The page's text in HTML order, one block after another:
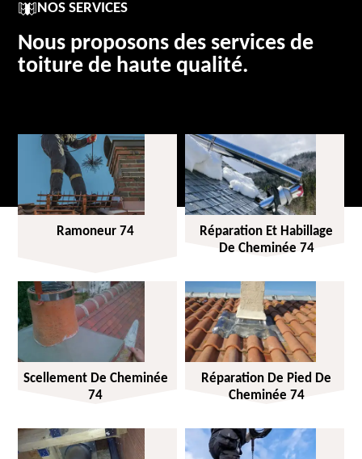
NOS SERVICES
Nous proposons des services de
toiture de haute qualité.
Ramoneur 74
Réparation Et Habillage
De Cheminée 74
Scellement De Cheminée
74
Réparation De Pied De
Cheminée 74